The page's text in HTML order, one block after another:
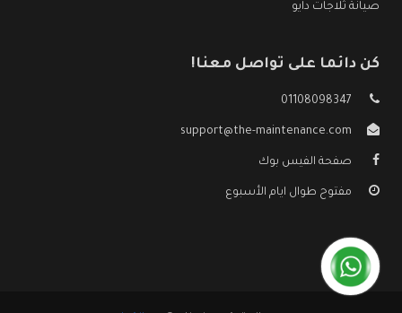
صيانة ثلاجات دايو
كن دائما على تواصل معنا!
01108098347
support@the-maintenance.com
صفحة الفيس بوك
مفتوح طوال ايام الأسبوع